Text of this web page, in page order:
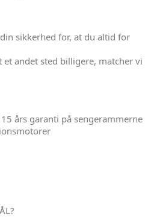
sikkerhed for, at du altid for
andet sted billigere, matcher vi
års garanti på sengerammerne